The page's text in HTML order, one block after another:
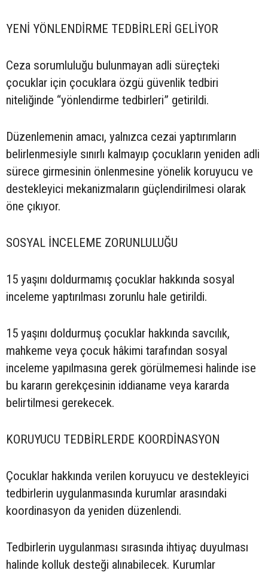
YENİ YÖNLENDİRME TEDBİRLERİ GELİYOR
Ceza sorumluluğu bulunmayan adli süreçteki
çocuklar için çocuklara özgü güvenlik tedbiri
niteliğinde “yönlendirme tedbirleri” getirildi.
Düzenlemenin amacı, yalnızca cezai yaptırımların
belirlenmesiyle sınırlı kalmayıp çocukların yeniden adli
sürece girmesinin önlenmesine yönelik koruyucu ve
destekleyici mekanizmaların güçlendirilmesi olarak
öne çıkıyor.
SOSYAL İNCELEME ZORUNLULUĞU
15 yaşını doldurmamış çocuklar hakkında sosyal
inceleme yaptırılması zorunlu hale getirildi.
15 yaşını doldurmuş çocuklar hakkında savcılık,
mahkeme veya çocuk hâkimi tarafından sosyal
inceleme yapılmasına gerek görülmemesi halinde ise
bu kararın gerekçesinin iddianame veya kararda
belirtilmesi gerekecek.
KORUYUCU TEDBİRLERDE KOORDİNASYON
Çocuklar hakkında verilen koruyucu ve destekleyici
tedbirlerin uygulanmasında kurumlar arasındaki
koordinasyon da yeniden düzenlendi.
Tedbirlerin uygulanması sırasında ihtiyaç duyulması
halinde kolluk desteği alınabilecek. Kurumlar